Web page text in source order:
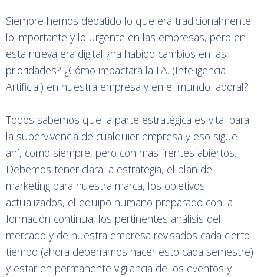
Siempre hemos debatido lo que era tradicionalmente
lo importante y lo urgente en las empresas, pero en
esta nueva era digital ¿ha habido cambios en las
prioridades? ¿Cómo impactará la I.A. (Inteligencia
Artificial) en nuestra empresa y en el mundo laboral?
Todos sabemos que la parte estratégica es vital para
la supervivencia de cualquier empresa y eso sigue
ahí, como siempre, pero con más frentes abiertos.
Debemos tener clara la estrategia, el plan de
marketing para nuestra marca, los objetivos
actualizados, el equipo humano preparado con la
formación continua, los pertinentes análisis del
mercado y de nuestra empresa revisados cada cierto
tiempo (ahora deberíamos hacer esto cada semestre)
y estar en permanente vigilancia de los eventos y